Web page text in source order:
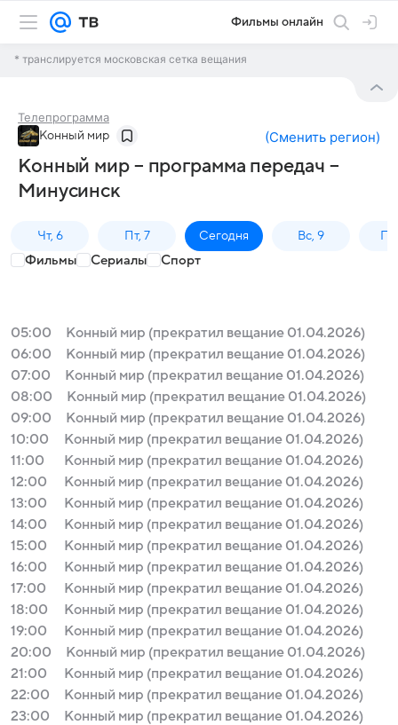
Фильмы онлайн
* транслируется московская сетка вещания
Телепрограмма
Конный мир (Сменить регион)
Конный мир – программа передач –
Минусинск
Чт, 6 Пт, 7 Сегодня Вс, 9
Фильмы Сериалы Спорт
05:00
Конный мир (прекратил вещание 01.04.2026)
06:00
Конный мир (прекратил вещание 01.04.2026)
07:00
Конный мир (прекратил вещание 01.04.2026)
08:00
Конный мир (прекратил вещание 01.04.2026)
09:00
Конный мир (прекратил вещание 01.04.2026)
10:00
Конный мир (прекратил вещание 01.04.2026)
11:00
Конный мир (прекратил вещание 01.04.2026)
12:00
Конный мир (прекратил вещание 01.04.2026)
13:00
Конный мир (прекратил вещание 01.04.2026)
14:00
Конный мир (прекратил вещание 01.04.2026)
15:00
Конный мир (прекратил вещание 01.04.2026)
16:00
Конный мир (прекратил вещание 01.04.2026)
17:00
Конный мир (прекратил вещание 01.04.2026)
18:00
Конный мир (прекратил вещание 01.04.2026)
19:00
Конный мир (прекратил вещание 01.04.2026)
20:00
Конный мир (прекратил вещание 01.04.2026)
21:00
Конный мир (прекратил вещание 01.04.2026)
22:00
Конный мир (прекратил вещание 01.04.2026)
23:00
Конный мир (прекратил вещание 01.04.2026)